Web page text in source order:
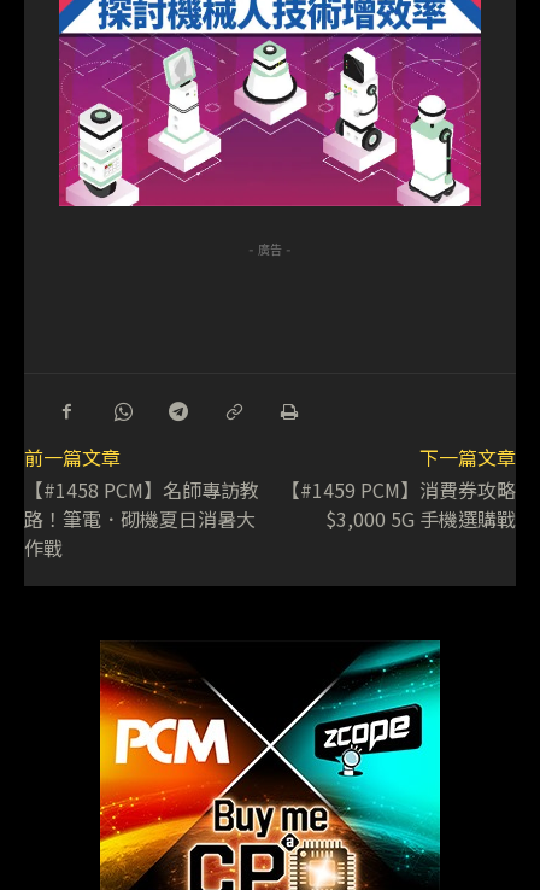
- 廣告 -
前一篇文章
【#1458 PCM】名師專訪教
路！筆電．砌機夏日消暑大
作戰
下一篇文章
【#1459 PCM】消費券攻略
$3,000 5G 手機選購戰